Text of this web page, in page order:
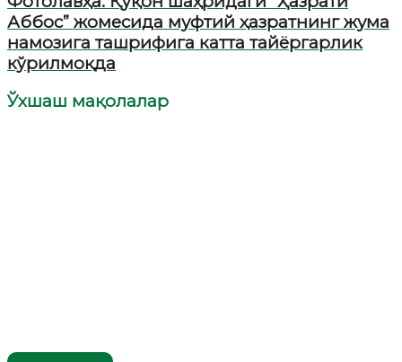
Аббос” жомесида муфтий ҳазратнинг жума
намозига ташрифига катта тайёргарлик
кўрилмоқда
Ўхшаш мақолалар